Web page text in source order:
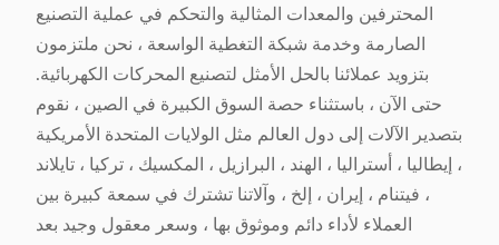
المحترفين والمعدات المثالية والتحكم في عملية التصنيع
الصارمة وخدمة شبكة التغطية الواسعة ، نحن ملتزمون
بتزويد عملائنا بالحل الأمثل لتصنيع المحركات الكهربائية.
حتى الآن ، باستثناء حصة السوق الكبيرة في الصين ، نقوم
بتصدير الآلات إلى دول العالم مثل الولايات المتحدة الأمريكية
، إيطاليا ، أستراليا ، الهند ، البرازيل ، المكسيك ، تركيا ، تايلاند
، فيتنام ، إيران ، إلخ ، وآلاتنا تشترك في سمعة كبيرة بين
العملاء لأداء دائم وموثوق بها ، وسعر معقول وجيد بعد